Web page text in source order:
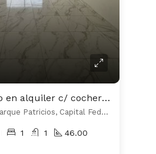
Departamento en alquiler c/ cochera en Parque Patricios
Chiclana 3249, Parque Patricios, Capital Federal
1 1 46.00